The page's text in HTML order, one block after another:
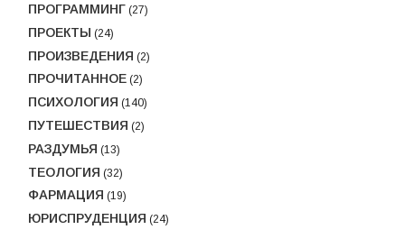
ПРОГРАММИНГ (27)
ПРОЕКТЫ (24)
ПРОИЗВЕДЕНИЯ (2)
ПРОЧИТАННОЕ (2)
ПСИХОЛОГИЯ (140)
ПУТЕШЕСТВИЯ (2)
РАЗДУМЬЯ (13)
ТЕОЛОГИЯ (32)
ФАРМАЦИЯ (19)
ЮРИСПРУДЕНЦИЯ (24)